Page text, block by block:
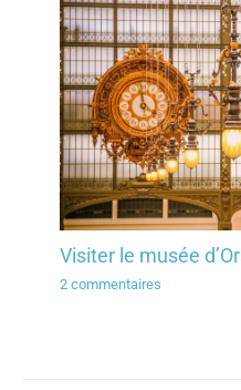
Visiter le musée
2 commentaires